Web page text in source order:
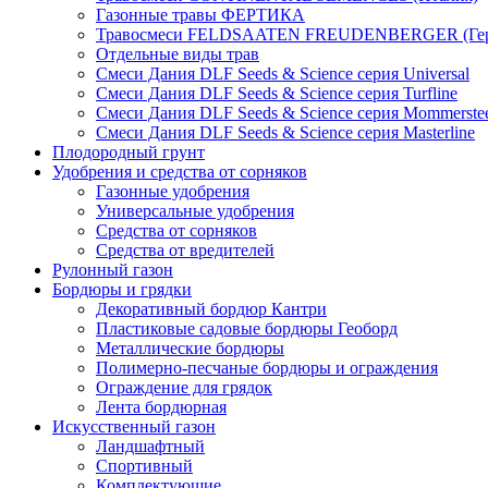
Газонные травы ФЕРТИКА
Травосмеси FELDSAATEN FREUDENBERGER
Отдельные виды трав
Смеси Дания DLF Seeds & Sciеnce серия Universal
Смеси Дания DLF Seeds & Sciеnce серия Turfline
Смеси Дания DLF Seeds & Sciеnce серия
Смеси Дания DLF Seeds & Sciеnce серия Masterline
Плодородный грунт
Удобрения и средства от сорняков
Газонные удобрения
Универсальные удобрения
Средства от сорняков
Средства от вредителей
Рулонный газон
Бордюры и грядки
Декоративный бордюр Кантри
Пластиковые садовые бордюры Геоборд
Металлические бордюры
Полимерно-песчаные бордюры и ограждения
Ограждение для грядок
Лента бордюрная
Искусственный газон
Ландшафтный
Спортивный